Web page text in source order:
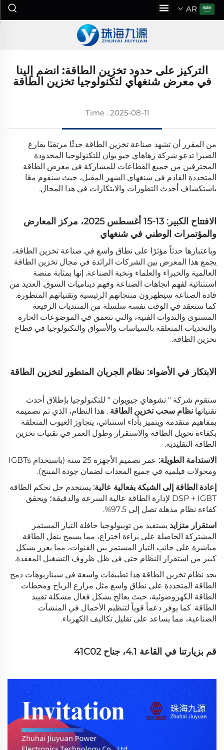
AR
التركيز على حدود تخزين الطاقة: انضم إلينا
في معرض شنغهاي لتكنولوجيا تخزين الطاقة
Time : 2025-08-11
من المقرر أن تشهد صناعة تخزين الطاقة حدثًا مرتقبًا بفارغ
الصبر! تدعو شركة زهاهاي جيو يوان للتكنولوجيا المحدودة
المحترفين من جميع القطاعات للمشاركة في معرض الطاقة
المتجددة القادم في شنغهاي الشهر المقبل، حيث سنقوم معًا
باستكشاف أحدث التطورات والابتكارات في هذا المجال.
الافتتاح الكبير: 13-15 أغسطس 2025، مركز المعارض
والمؤتمرات الوطني في شنغهاي
وباعتبارها حدثاً مؤثرًا على نطاق واسع في صناعة تخزين الطاقة،
يجمع هذا المعرض بين الشركات الرائدة في مجال تخزين الطاقة
العالمية والخبراء والعلماء ونخبة الصناعة. إنها بمثابة منصة
استثنائية لفهم اتجاهات الصناعة وفهم ديناميات السوق. العديد من
قادة الصناعة سيظهرون منتجاتهم الرئيسية وتقنياتهم المتطورة.
كما ستعقد في الوقت نفسه سلسلة من المنتديات الرفيعة
المستوى والندوات الفنية، والتي تتعمق في الموضوعات الحارة
والتحديات المتعلقة بالسياسات والأسواق والتكنولوجيا في قطاع
تخزين الطاقة.
الابتكار في الأضواء: نظام الجريان المتطور لتخزين الطاقة
ستقوم شركة " تشوهاي جيويوان " للتكنولوجيا بإطلاق أحدث
تقنياتها نظام سحب تخزين الطاقة . هذا النظام، الذي تم تصميمه
بمفاهيم متقدمة ويتميز بأداء استثنائي، يتجاوز العيوب المتعلقة
بكفاءة تحويل الطاقة والاستقرار وطول العمر في تقنيات تخزين
الطاقة التقليدية.
الاستدامة الطويلة:
عمر تصميم الأجهزة 25 سنة (باستخدام IGBTs
ومحولات فيلمية في جميع المعدات لضمان جودة المنتج).
إعادة الطاقة إلى الشبكة بفعالية عالية: يستخدم حل تحكم الطاقة
DSP + IGBT لإدارة الطاقة عالية السرعة والدقيقة؛ ويحقق
كفاءة نظام مذهلة تصل إلى 97.5%.
استقرار متزايد يستفيد من توبيولوجيا حافلة التيار المستمر
المشتركة الحاصلة على براءة اختراع، مما يسمح بنقل الطاقة
مباشرة على جانب التيار المستمر بين القنوات، مما يعزز بشكل
كبير من استقرار النظام حتى في ظل ظروف التشغيل المعقدة.
يجد نظام تخزين الطاقة هذا تطبيقات واسعة في سيناريوهات دمج
الطاقة المتجددة على نطاق واسع مثل مزارع الرياح ومحطات
الطاقة الكهروضوئية، حيث يعالج بشكل فعال مشكلة تقييد
الطاقة. كما يوفر دعماً قوياً لتنظيم الأحمال في المنشآت
الصناعية، مما يساعد على تقليل تكاليف الكهرباء.
قم بزيارتنا في القاعة 4.1، جناح 41C02